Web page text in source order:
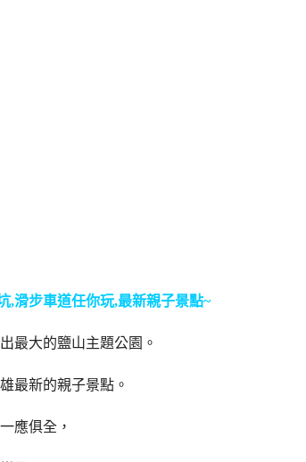
,滑步車道任你玩,最新親子景點~
最大的鹽山主題公園。
最新的親子景點。
應俱全，